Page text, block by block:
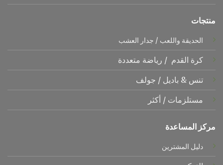
منتجات
الحديقة واللعب / جدار العشب
كرة القدم / رياضة متعددة
تنس & باديل / جولف
مستلزمات / أكثر
مركز المساعدة
دليل المشترين